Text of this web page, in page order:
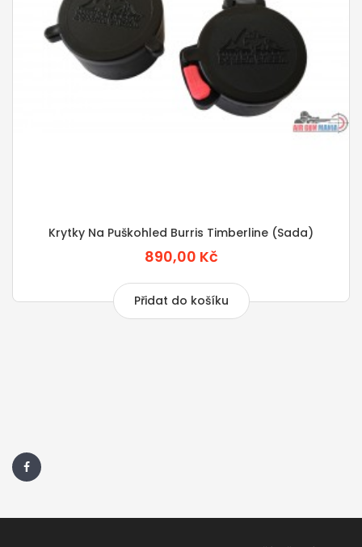
Krytky Na Puškohled Burris Timberline (sada)
890,00 Kč
Přidat do košíku